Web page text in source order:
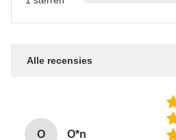
Alle recensies
O O*n